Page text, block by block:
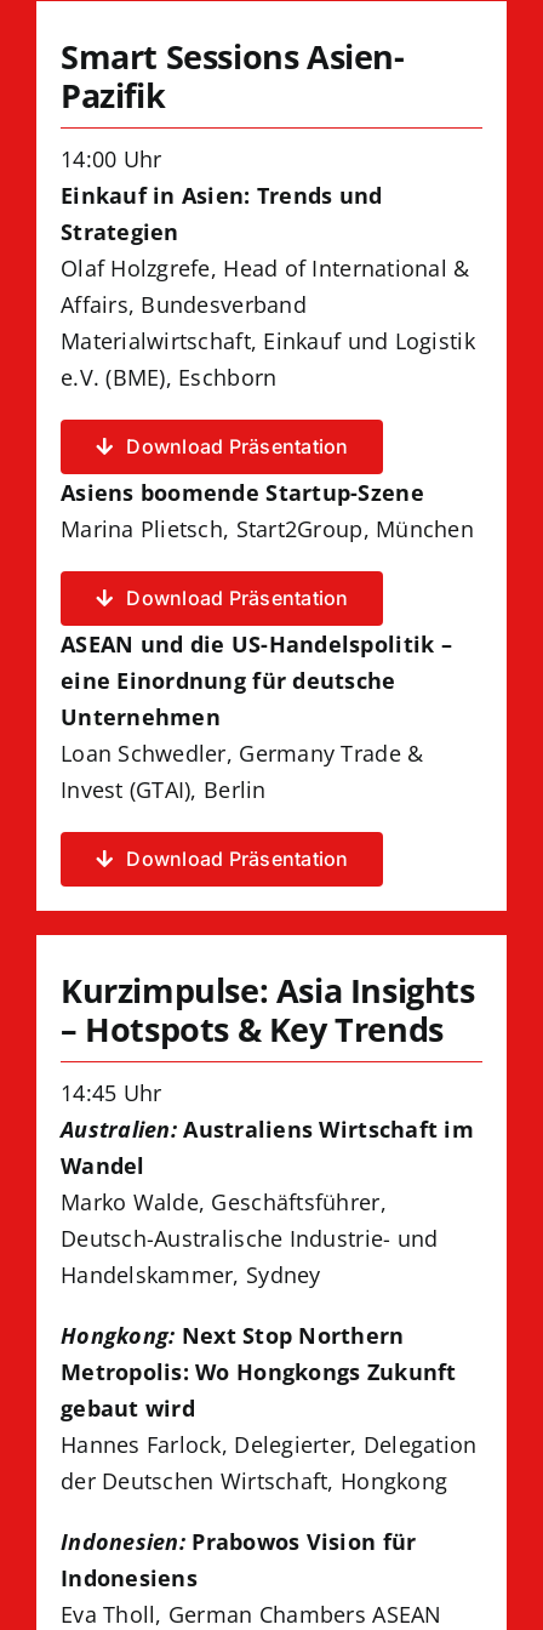
Smart Sessions Asien-
Pazifik
14:00 Uhr
Einkauf in Asien: Trends und
Strategien
Olaf Holzgrefe, Head of International &
Affairs, Bundesverband
Materialwirtschaft, Einkauf und Logistik
e.V. (BME), Eschborn
Download Präsentation
Asiens boomende Startup-Szene
Marina Plietsch, Start2Group, München
Download Präsentation
ASEAN und die US-Handelspolitik –
eine Einordnung für deutsche
Unternehmen
Loan Schwedler, Germany Trade &
Invest (GTAI), Berlin
Download Präsentation
Kurzimpulse: Asia Insights
– Hotspots & Key Trends
14:45 Uhr
Australien:Australiens Wirtschaft im
Wandel
Marko Walde, Geschäftsführer,
Deutsch-Australische Industrie- und
Handelskammer, Sydney
Hongkong: Next Stop Northern
Metropolis: Wo Hongkongs Zukunft
gebaut wird
Hannes Farlock, Delegierter, Delegation
der Deutschen Wirtschaft, Hongkong
Indonesien: Prabowos Vision für
Indonesiens
Eva Tholl, German Chambers ASEAN